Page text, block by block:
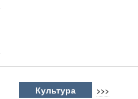
Культура >>>